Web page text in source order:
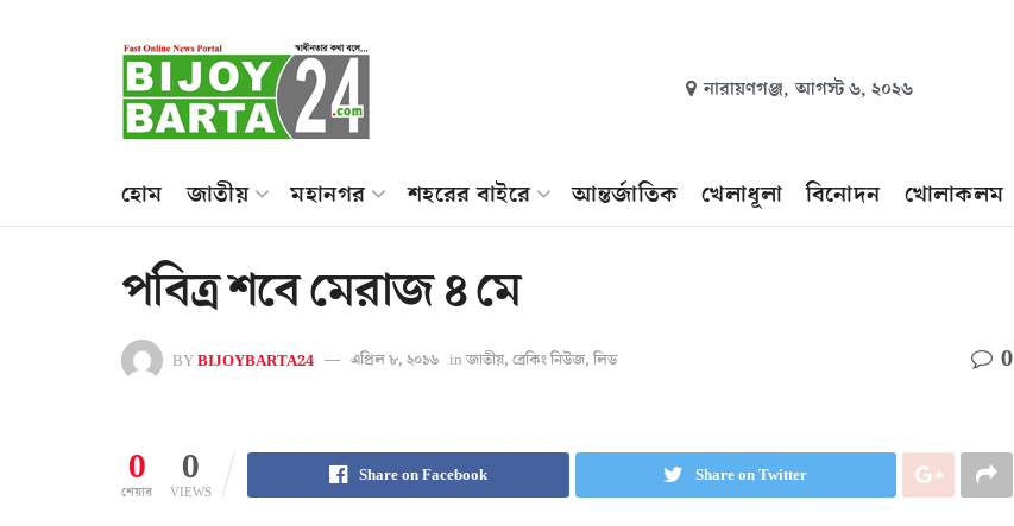
নারায়ণগঞ্জ, আগস্ট ৬, ২০২৬
হোম জাতীয় মহানগর শহরের বাইরে আন্তর্জাতিক খেলাধূলা বিনোদন খোলাকলম
পবিত্র শবে মেরাজ ৪ মে
BYBIJOYBARTA24 এপ্রিল ৮, ২০১৬ in জাতীয়, ব্রেকিং নিউজ, লিড 0
0
শেয়ার
0
VIEWS
Share on Facebook Share on Twitter